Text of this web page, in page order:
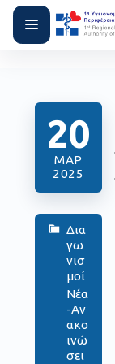
20
ΜΑΡ
2025
Δια
γω
νισ
μοί
Νέα
-Αν
ακο
ινώ
σει